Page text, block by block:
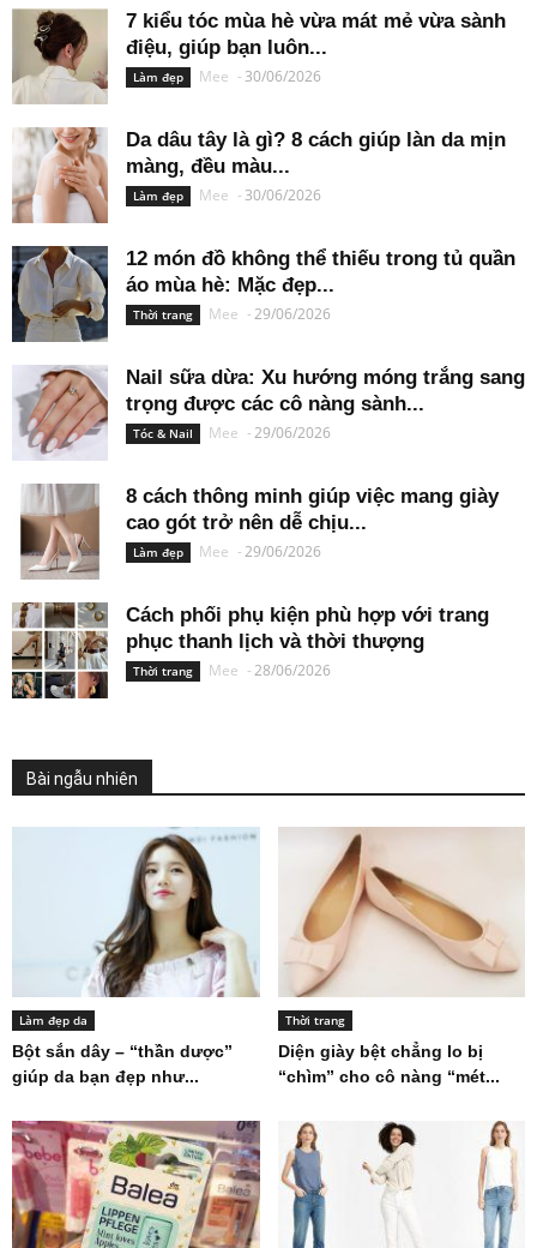
7 kiểu tóc mùa hè vừa mát mẻ vừa sành
điệu, giúp bạn luôn...
Làm đẹp Mee - 30/06/2026
Da dâu tây là gì? 8 cách giúp làn da mịn
màng, đều màu...
Làm đẹp Mee - 30/06/2026
12 món đồ không thể thiếu trong tủ quần
áo mùa hè: Mặc đẹp...
Thời trang Mee -29/06/2026
Nail sữa dừa: Xu hướng móng trắng sang
trọng được các cô nàng sành...
Tóc & Nail Mee -29/06/2026
8 cách thông minh giúp việc mang giày
cao gót trở nên dễ chịu...
Làm đẹp Mee -29/06/2026
Cách phối phụ kiện phù hợp với trang
phục thanh lịch và thời thượng
Thời trang Mee -28/06/2026
Bài ngẫu nhiên
Làm đẹp da
Bột sắn dây – “thần dược”
giúp da bạn đẹp như...
Thời trang
Diện giày bệt chẳng lo bị
“chìm” cho cô nàng “mét...